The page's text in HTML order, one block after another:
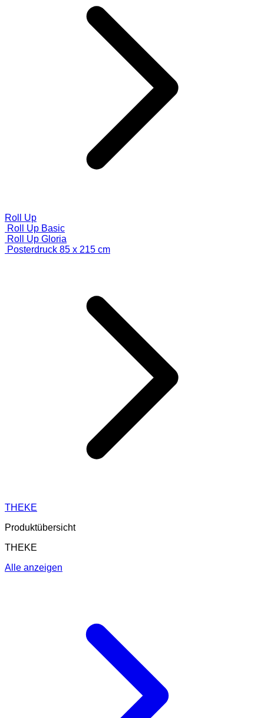
Roll Up
Roll Up Basic
Roll Up Gloria
Posterdruck 85 x 215 cm
THEKE
Produktübersicht
THEKE
Alle anzeigen